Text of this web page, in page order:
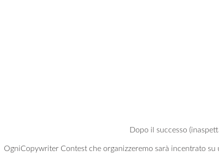
Dopo il successo
OgniCopywriter Contest che organizzeremo sarà incentrato